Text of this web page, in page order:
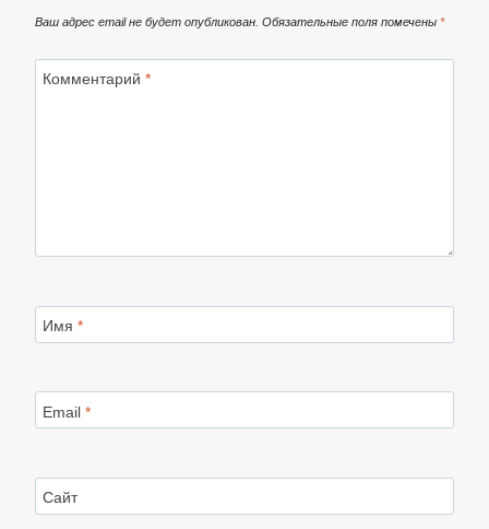
Ваш адрес email не будет опубликован. Обязательные поля помечены *
Комментарий *
Имя *
Email *
Сайт